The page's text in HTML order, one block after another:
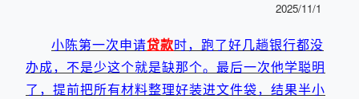
2025/11/1
小陈第一次申请贷款时，跑了好几趟银行都没
办成，不是少这个就是缺那个。最后一次他学聪明
了，提前把所有材料整理好装进文件袋，结果半小